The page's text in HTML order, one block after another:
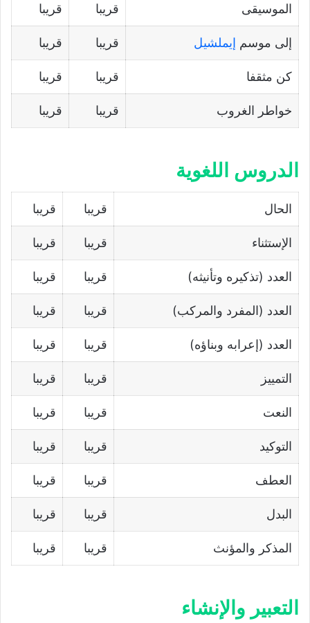
الموسيقى قريبا قريبا
إلى موسم إيملشيل قريبا قريبا
كن مثقفا قريبا قريبا
خواطر الغروب قريبا قريبا
الدروس اللغوية
الحال قريبا قريبا
الإستثناء قريبا قريبا
العدد (تذكيره وتأنيثه) قريبا قريبا
العدد (المفرد والمركب) قريبا قريبا
العدد (إعرابه وبناؤه) قريبا قريبا
التمييز قريبا قريبا
النعت قريبا قريبا
التوكيد قريبا قريبا
العطف قريبا قريبا
البدل قريبا قريبا
المذكر والمؤنث قريبا قريبا
التعبير والإنشاء